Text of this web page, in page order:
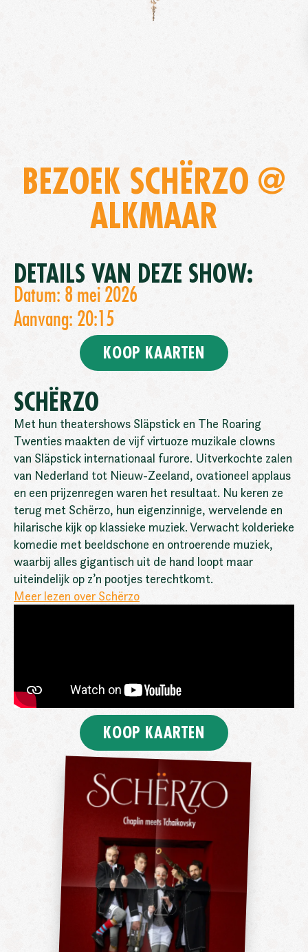
BEZOEK SCHËRZO @
ALKMAAR
DETAILS VAN DEZE SHOW:
Datum: 8 mei 2026
Aanvang: 20:15
KOOP KAARTEN
SCHËRZO
Met hun theatershows Släpstick en The Roaring
Twenties maakten de vijf virtuoze muzikale clowns
van Släpstick internationaal furore. Uitverkochte zalen
van Nederland tot Nieuw-Zeeland, ovationeel applaus
en een prijzenregen waren het resultaat. Nu keren ze
terug met Schërzo, hun eigenzinnige, wervelende en
hilarische kijk op klassieke muziek. Verwacht kolderieke
komedie met beeldschone en ontroerende muziek,
waarbij alles gigantisch uit de hand loopt maar
uiteindelijk op z’n pootjes terechtkomt.
Meer lezen over Schërzo
KOOP KAARTEN